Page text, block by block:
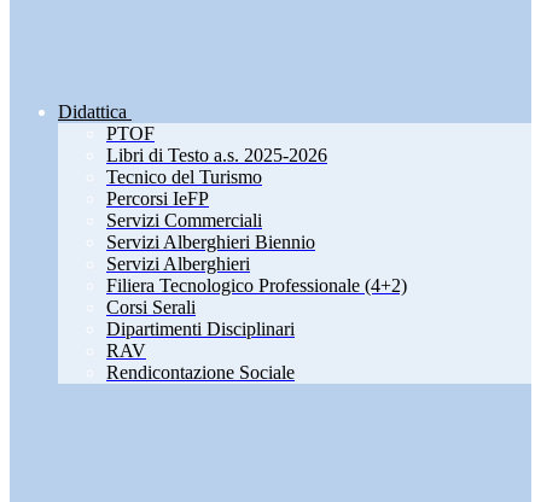
Didattica
PTOF
Libri di Testo a.s. 2025-2026
Tecnico del Turismo
Percorsi IeFP
Servizi Commerciali
Servizi Alberghieri Biennio
Servizi Alberghieri
Filiera Tecnologico Professionale (4+2)
Corsi Serali
Dipartimenti Disciplinari
RAV
Rendicontazione Sociale